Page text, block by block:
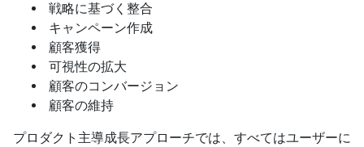
戦略に基づく整合
キャンペーン作成
顧客獲得
可視性の拡大
顧客のコンバージョン
顧客の維持
プロダクト主導成長アプローチでは、すべてはユーザーに